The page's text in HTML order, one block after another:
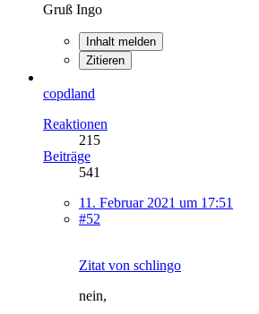
Gruß Ingo
Inhalt melden
Zitieren
copdland
Reaktionen
215
Beiträge
541
11. Februar 2021 um 17:51
#52
Zitat von schlingo
nein,